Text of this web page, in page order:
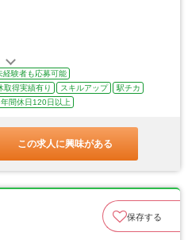
経験者も応募可能
取得実績有り スキルアップ
駅チカ
年間休日120日以上
この求人に興味がある
保存する